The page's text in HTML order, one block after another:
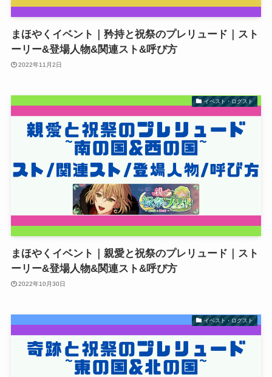
まほやくイベント｜矜持と祝祭のプレリュード｜スト
ーリー&登場人物&関連スト&呼び方
2022年11月2日
イベスト・ログスト
まほやくイベント｜親愛と祝祭のプレリュード｜スト
ーリー&登場人物&関連スト&呼び方
2022年10月30日
イベスト・ログスト